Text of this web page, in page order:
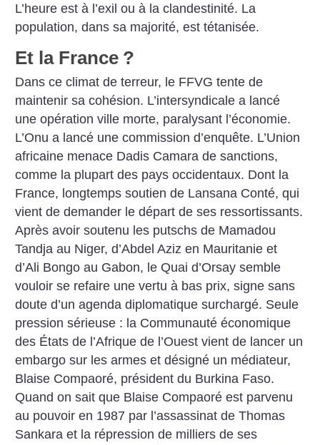
L’heure est à l’exil ou à la clandestinité. La
population, dans sa majorité, est tétanisée.
Et la France ?
Dans ce climat de terreur, le FFVG tente de
maintenir sa cohésion. L’intersyndicale a lancé
une opération ville morte, paralysant l’économie.
L’Onu a lancé une commission d’enquête. L’Union
africaine menace Dadis Camara de sanctions,
comme la plupart des pays occidentaux. Dont la
France, longtemps soutien de Lansana Conté, qui
vient de demander le départ de ses ressortissants.
Après avoir soutenu les putschs de Mamadou
Tandja au Niger, d’Abdel Aziz en Mauritanie et
d’Ali Bongo au Gabon, le Quai d’Orsay semble
vouloir se refaire une vertu à bas prix, signe sans
doute d’un agenda diplomatique surchargé. Seule
pression sérieuse : la Communauté économique
des États de l’Afrique de l’Ouest vient de lancer un
embargo sur les armes et désigné un médiateur,
Blaise Compaoré, président du Burkina Faso.
Quand on sait que Blaise Compaoré est parvenu
au pouvoir en 1987 par l’assassinat de Thomas
Sankara et la répression de milliers de ses